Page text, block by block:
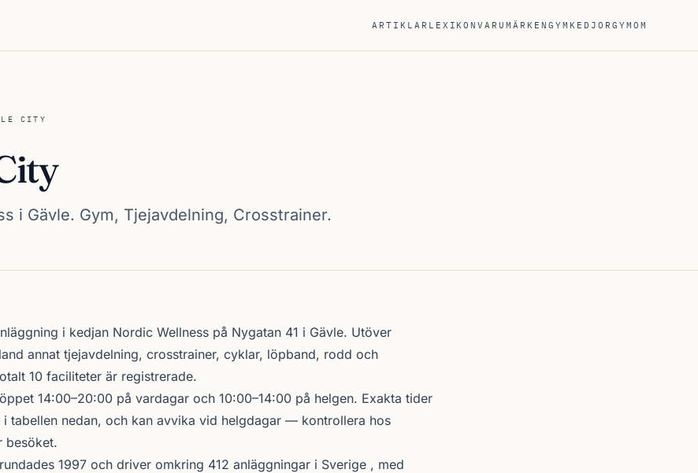
ARTIKLAR LEXIKONVARUMÄRKENGYMKEDJORGYMOM
CITY
i Gävle. Gym, Tjejavdelning, Crosstrainer.
i kedjan Nordic Wellness på Nygatan 41 i Gävle. Utöver
annat tjejavdelning, crosstrainer, cyklar, löpband, rodd och
10 faciliteter är registrerade.
14:00–20:00 på vardagar och 10:00–14:00 på helgen. Exakta tider
tabellen nedan, och kan avvika vid helgdagar — kontrollera hos
besöket.
1997 och driver omkring 412 anläggningar i Sverige , med